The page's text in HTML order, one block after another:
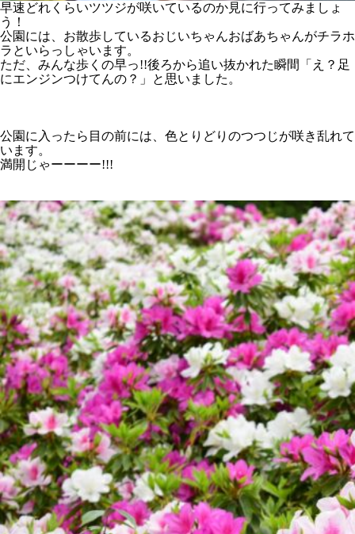
早速どれくらいツツジが咲いているのか見に行ってみましょ
う！
公園には、お散歩しているおじいちゃんおばあちゃんがチラホ
ラといらっしゃいます。
ただ、みんな歩くの早っ!!後ろから追い抜かれた瞬間「え？足
にエンジンつけてんの？」と思いました。
公園に入ったら目の前には、色とりどりのつつじが咲き乱れて
います。
満開じゃーーーー!!!